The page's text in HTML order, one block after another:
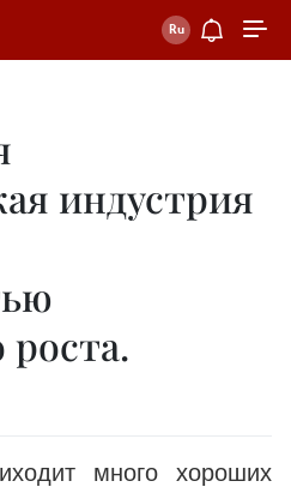
индустрия
роста.
много хороших